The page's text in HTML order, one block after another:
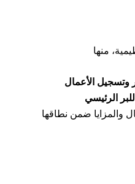
منها
الأعمال
الرئيسي
والمزايا ضمن نطاقها